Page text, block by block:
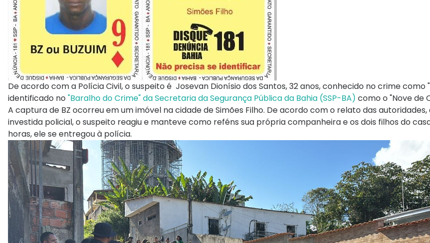
De acordo com a Polícia Civil, o suspeito é Josevan Dionísio dos Santos, 32 anos, conhecido no crime como
identificado no "Baralho do Crime" da Secretaria da Segurança Pública da Bahia (SSP-BA) como o "Nove de
A captura de BZ ocorreu em um imóvel na cidade de Simões Filho. De acordo com o relato das
investida policial, o suspeito reagiu e manteve como reféns sua própria companheira e os dois filhos do
horas, ele se entregou à polícia.